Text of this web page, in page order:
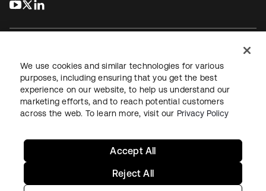
s’ouvre dans un nouvel onglet
s’ouvre dans un nouvel onglet
JuridiquePolitique de confidentialité
Conditions d’utilisation du siteSécuritéPlan du site
Paramètres des cookies
We use cookies and similar technologies for various
purposes, including ensuring that you get the best
experience on our website, to help us understand our
marketing efforts, and to reach potential customers
across the web. To learn more, visit our Privacy Policy
Reject All
Accept All